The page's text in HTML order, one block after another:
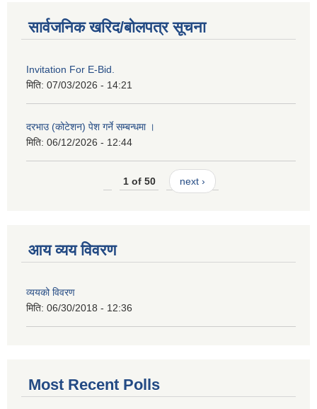
सार्वजनिक खरिद/बोलपत्र सूचना
Invitation For E-Bid.
मिति: 07/03/2026 - 14:21
दरभाउ (कोटेशन) पेश गर्ने सम्बन्धमा ।
मिति: 06/12/2026 - 12:44
1 of 50 next ›
आय व्यय विवरण
व्ययको विवरण
मिति: 06/30/2018 - 12:36
Most Recent Polls